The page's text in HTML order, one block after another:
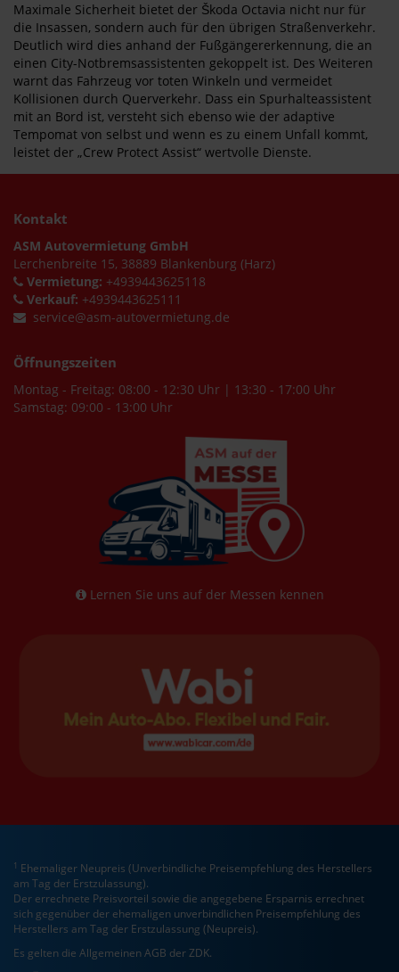
Maximale Sicherheit bietet der Škoda Octavia nicht nur für
die Insassen, sondern auch für den übrigen Straßenverkehr.
Deutlich wird dies anhand der Fußgängererkennung, die an
einen City-Notbremsassistenten gekoppelt ist. Des Weiteren
warnt das Fahrzeug vor toten Winkeln und vermeidet
Kollisionen durch Querverkehr. Dass ein Spurhalteassistent
mit an Bord ist, versteht sich ebenso wie der adaptive
Tempomat von selbst und wenn es zu einem Unfall kommt,
leistet der „Crew Protect Assist“ wertvolle Dienste.
Kontakt
ASM Autovermietung GmbH
Lerchenbreite 15, 38889 Blankenburg (Harz)
Vermietung: +4939443625118
Verkauf: +4939443625111
service@asm-autovermietung.de
Öffnungszeiten
Montag - Freitag: 08:00 - 12:30 Uhr | 13:30 - 17:00 Uhr
Samstag: 09:00 - 13:00 Uhr
Lernen Sie uns auf der Messen kennen
1 Ehemaliger Neupreis (Unverbindliche Preisempfehlung des Herstellers
am Tag der Erstzulassung).
Der errechnete Preisvorteil sowie die angegebene Ersparnis errechnet
sich gegenüber der ehemaligen unverbindlichen Preisempfehlung des
Herstellers am Tag der Erstzulassung (Neupreis).
Es gelten die Allgemeinen AGB der ZDK.